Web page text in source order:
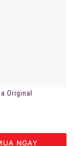
Original
NGAY